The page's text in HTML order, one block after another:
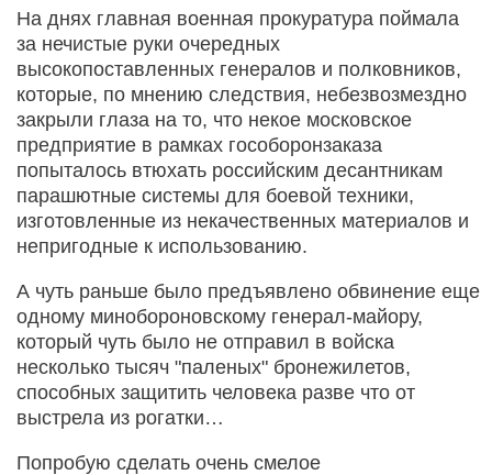
На днях главная военная прокуратура поймала
за нечистые руки очередных
высокопоставленных генералов и полковников,
которые, по мнению следствия, небезвозмездно
закрыли глаза на то, что некое московское
предприятие в рамках гособоронзаказа
попыталось втюхать российским десантникам
парашютные системы для боевой техники,
изготовленные из некачественных материалов и
непригодные к использованию.
А чуть раньше было предъявлено обвинение еще
одному минобороновскому генерал-майору,
который чуть было не отправил в войска
несколько тысяч "паленых" бронежилетов,
способных защитить человека разве что от
выстрела из рогатки…
Попробую сделать очень смелое